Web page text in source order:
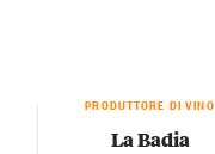
PRODUTTORE DI VINO
La Badia